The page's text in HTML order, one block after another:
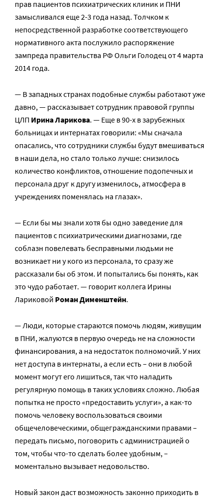
прав пациентов психиатрических клиник и ПНИ
замысливался еще 2-3 года назад. Толчком к
непосредственной разработке соответствующего
нормативного акта послужило распоряжение
зампреда правительства РФ Ольги Голодец от 4 марта
2014 года.
— В западных странах подобные службы работают уже
давно, — рассказывает сотрудник правовой группы
ЦЛП Ирина Ларикова. — Еще в 90-х в зарубежных
больницах и интернатах говорили: «Мы сначала
опасались, что сотрудники службы будут вмешиваться
в наши дела, но стало только лучше: снизилось
количество конфликтов, отношение подопечных и
персонала друг к другу изменилось, атмосфера в
учреждениях поменялась на глазах».
— Если бы мы знали хотя бы одно заведение для
пациентов с психиатрическими диагнозами, где
соблазн повелевать бесправными людьми не
возникает ни у кого из персонала, то сразу же
рассказали бы об этом. И попытались бы понять, как
это чудо работает. — говорит коллега Ирины
Лариковой Роман Дименштейн.
— Люди, которые стараются помочь людям, живущим
в ПНИ, жалуются в первую очередь не на сложности
финансирования, а на недостаток полномочий. У них
нет доступа в интернаты, а если есть – они в любой
момент могут его лишиться, так что наладить
регулярную помощь в таких условиях сложно. Любая
попытка не просто «предоставить услуги», а как-то
помочь человеку воспользоваться своими
общечеловеческими, общегражданскими правами –
передать письмо, поговорить с администрацией о
том, чтобы что-то сделать более удобным, –
моментально вызывает недовольство.
Новый закон даст возможность законно приходить в